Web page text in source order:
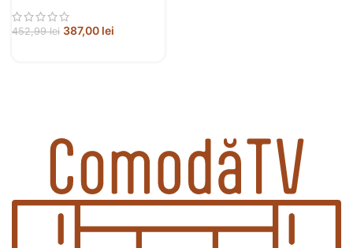
452,99lei 387,00 lei